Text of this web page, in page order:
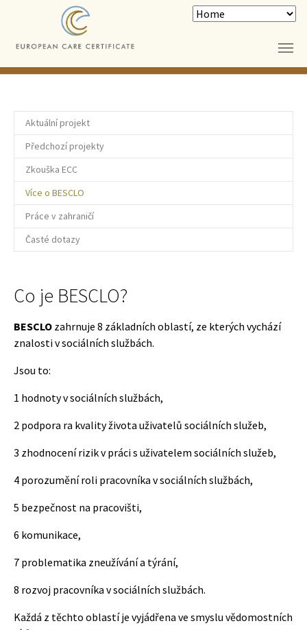
Skip to main content
Aktuální projekt
Předchozí projekty
Zkouška ECC
Více o BESCLO
Práce v zahraničí
Časté dotazy
Co je BESCLO?
BESCLO zahrnuje 8 základních oblastí, ze kterých vychází
znalosti v sociálních službách.
Jsou to:
1 hodnoty v sociálních službách,
2 podpora ra kvality života uživatelů sociálních služeb,
3 zhodnocení rizik v práci s uživatelem sociálních služeb,
4 porozumění roli pracovníka v sociálních službách,
5 bezpečnost na pracovišti,
6 komunikace,
7 problematika zneužívání a týrání,
8 rozvoj pracovníka v sociálních službách.
Každá z těchto oblastí je vyjádřena ve smyslu vědomostních